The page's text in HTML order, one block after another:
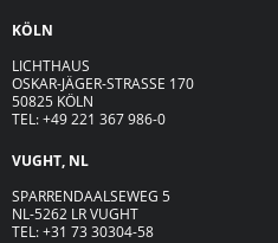
KÖLN
LICHTHAUS
OSKAR-JÄGER-STRASSE 170
50825 KÖLN
TEL: +49 221 367 986-0
VUGHT, NL
SPARRENDAALSEWEG 5
NL-5262 LR VUGHT
TEL: +31 73 30304-58